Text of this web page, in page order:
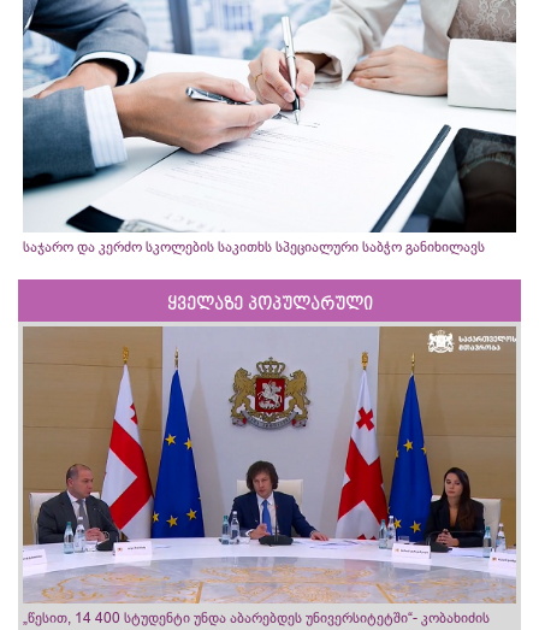
საჯარო და კერძო სკოლების საკითხს სპეციალური საბჭო განიხილავს
ყველაზე პოპულარული
„წესით, 14 400 სტუდენტი უნდა აბარებდეს უნივერსიტეტში“- კობახიძის